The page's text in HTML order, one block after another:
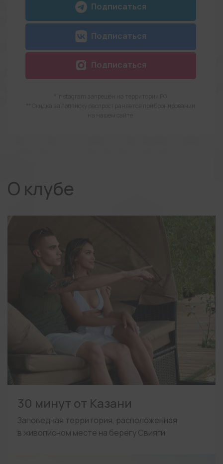
Подписаться
Подписаться
Подписаться
О клубе
30 минут от Казани
Заповедная территория, расположенная
в живописном месте на берегу Свияги